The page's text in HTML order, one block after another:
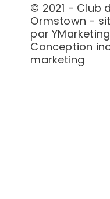
© 2021 - Club
Ormstown -
par YMarketing
Conception
marketing